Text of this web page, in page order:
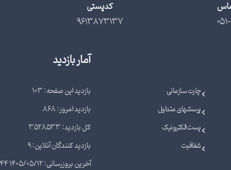
کدپستی
9613873137
چارت سازمانی
پرسشهای متداول
پست الکترونیک
شفافیت
آمار بازدید
بازدید این صفحه: 103
بازدید امروز: 868
کل بازدید: 3528533
بازدید کنندگان آنلاین: 9
آخرین بروزرسانی: 1405/05/12 11:44